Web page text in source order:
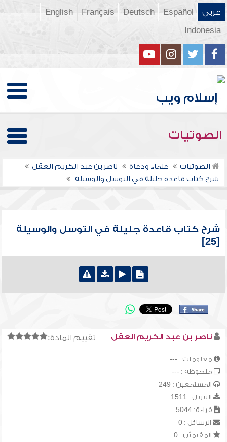
عربي Español
Deutsch
Français
English
Indonesia
الصوتيات
الصوتيات علماء ودعاة
ناصر بن عبد الكريم العقل
شرح كتاب قاعدة جليلة في التوسل والوسيلة
شرح كتاب قاعدة جليلة في التوسل والوسيلة
[25]
تقييم المادة: ناصر بن عبد الكريم العقل
معلومات : ---
ملحوظة : ---
المستمعين : 249
التنزيل : 1511
قراءة: 5044
الرسائل : 0
المقيميّن : 0